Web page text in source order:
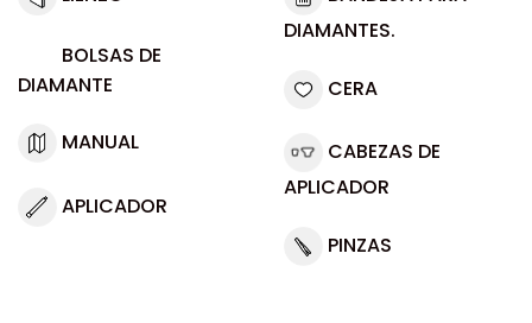
BOLSAS DE
DIAMANTE
MANUAL
APLICADOR
DIAMANTES.
CERA
CABEZAS DE
APLICADOR
PINZAS